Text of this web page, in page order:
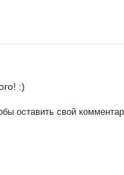
:)
оставить свой